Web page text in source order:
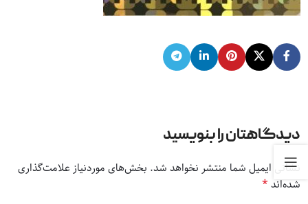
دیدگاهتان را بنویسید
نشانی ایمیل شما منتشر نخواهد شد. بخش‌های موردنیاز علامت‌گذاری
شده‌اند*